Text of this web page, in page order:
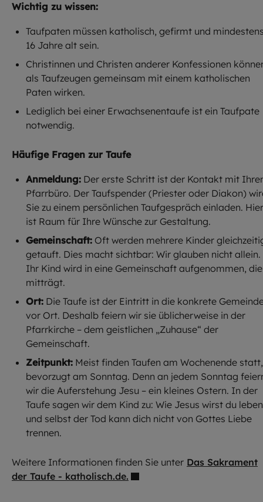
Wichtig zu wissen:
Taufpaten müssen katholisch, gefirmt und
16 Jahre alt sein.
Christinnen und Christen anderer Konfessionen
als Taufzeugen gemeinsam mit einem katholischen
Paten wirken.
Lediglich bei einer Erwachsenentaufe ist ein Taufpate
notwendig.
Häufige Fragen zur Taufe
Anmeldung: Der erste Schritt ist der Kontakt mit
Pfarrbüro. Der Taufspender (Priester oder Diakon)
Sie zu einem persönlichen Taufgespräch einladen. Hier
ist Raum für Ihre Wünsche zur Gestaltung.
Gemeinschaft: Oft werden mehrere Kinder
getauft. Dies macht sichtbar: Wir glauben nicht allein.
Ihr Kind wird in eine Gemeinschaft aufgenommen,
mitträgt.
Ort: Die Taufe ist der Eintritt in die konkrete
vor Ort. Deshalb feiern wir sie üblicherweise in der
Pfarrkirche – dem geistlichen „Zuhause“ der
Gemeinschaft.
Zeitpunkt: Meist finden Taufen am Wochenende statt,
bevorzugt am Sonntag. Denn an jedem Sonntag
wir die Auferstehung Jesu – ein kleines Ostern. In der
Taufe sagen wir dem Kind zu: Wie Jesus wirst du
und selbst der Tod kann dich nicht von Gottes Liebe
trennen.
Weitere Informationen finden Sie unter Das Sakrament
der Taufe - katholisch.de.